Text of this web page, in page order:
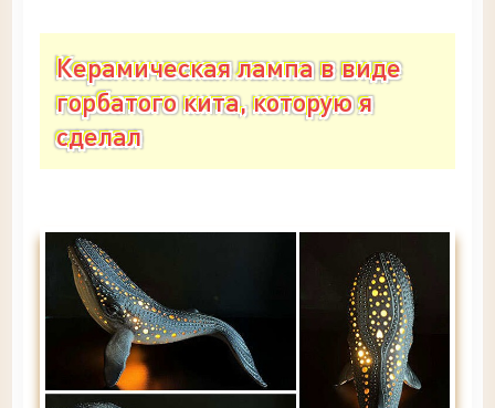
Керамическая лампа в виде
горбатого кита, которую я
сделал